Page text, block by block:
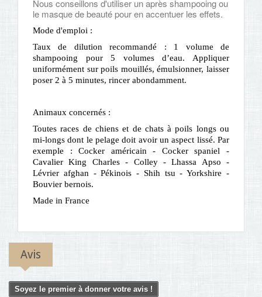
Nous conseillons d'utiliser un après shampooing ou
le masque de beauté pour en accentuer les effets.
Mode d'emploi :
Taux de dilution recommandé : 1 volume de
shampooing pour 5 volumes d’eau. Appliquer
uniformément sur poils mouillés, émulsionner, laisser
poser 2 à 5 minutes, rincer abondamment.
Animaux concernés :
Toutes races de chiens et de chats à poils longs ou
mi-longs dont le pelage doit avoir un aspect lissé. Par
exemple : Cocker américain - Cocker spaniel -
Cavalier King Charles - Colley - Lhassa Apso -
Lévrier afghan - Pékinois - Shih tsu - Yorkshire -
Bouvier bernois.
Made in France
Avis
Soyez le premier à donner votre avis !